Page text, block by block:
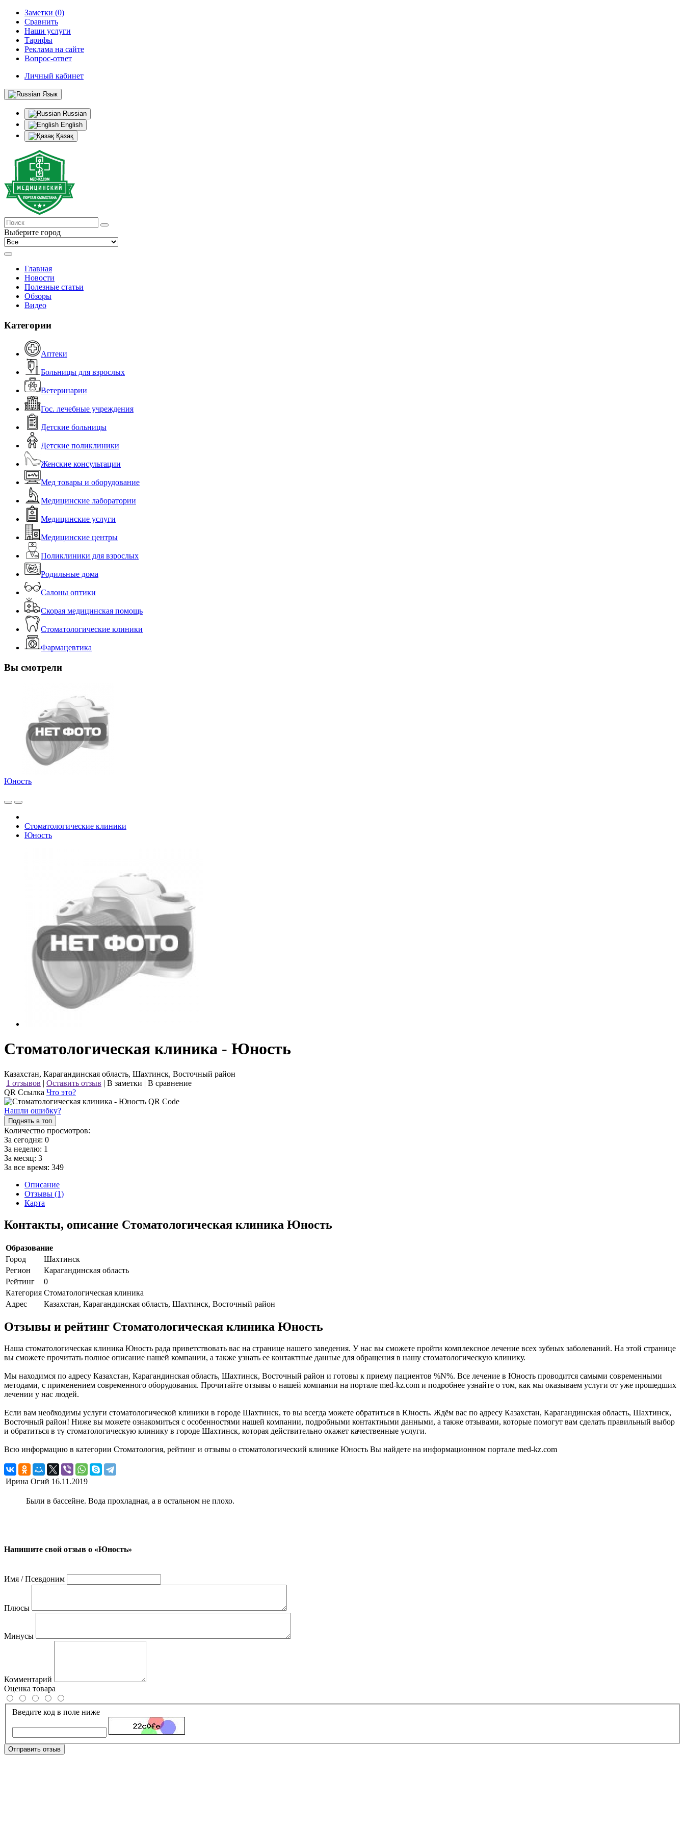
Заметки (0)
Сравнить
Наши услуги
Тарифы
Реклама на сайте
Вопрос-ответ
Личный кабинет
Язык
Russian
English
Қазақ
Выберите город
Главная
Новости
Полезные статьи
Обзоры
Видео
Категории
Аптеки
Больницы для взрослых
Ветеринарии
Гос. лечебные учреждения
Детские больницы
Детские поликлиники
Женские консультации
Мед товары и оборудование
Медицинские лаборатории
Медицинские услуги
Медицинские центры
Поликлиники для взрослых
Родильные дома
Салоны оптики
Скорая медицинская помощь
Стоматологические клиники
Фармацевтика
Вы смотрели
Юность
Стоматологические клиники
Юность
Стоматологическая клиника - Юность
Казахстан, Карагандинская область, Шахтинск, Восточный район
1 отзывов | Оставить отзыв | В заметки | В сравнение
QR Ссылка Что это?
Нашли ошибку?
Поднять в топ
Количество просмотров:
За сегодня: 0
За неделю: 1
За месяц: 3
За все время: 349
Описание
Отзывы (1)
Карта
Контакты, описание Стоматологическая клиника Юность
Образование
Город
Шахтинск
Регион
Карагандинская область
Рейтинг
0
Категория Стоматологическая клиника
Адрес
Казахстан, Карагандинская область, Шахтинск, Восточный район
Отзывы и рейтинг Стоматологическая клиника Юность
Наша стоматологическая клиника Юность рада приветствовать вас на странице нашего заведения. У нас вы сможете пройти комплексное лечение всех зубных заболеваний. На этой странице
вы сможете прочитать полное описание нашей компании, а также узнать ее контактные данные для обращения в нашу стоматологическую клинику.
Мы находимся по адресу Казахстан, Карагандинская область, Шахтинск, Восточный район и готовы к приему пациентов %N%. Все лечение в Юность проводится самыми современными
методами, с применением современного оборудования. Прочитайте отзывы о нашей компании на портале med-kz.com и подробнее узнайте о том, как мы оказываем услуги от уже прошедших
лечении у нас людей.
Если вам необходимы услуги стоматологической клиники в городе Шахтинск, то вы всегда можете обратиться в Юность. Ждём вас по адресу Казахстан, Карагандинская область, Шахтинск,
Восточный район! Ниже вы можете ознакомиться с особенностями нашей компании, подробными контактными данными, а также отзывами, которые помогут вам сделать правильный выбор
и обратиться в ту стоматологическую клинику в городе Шахтинск, которая действительно окажет качественные услуги.
Всю информацию в категории Стоматология, рейтинг и отзывы о стоматологический клинике Юность Вы найдете на информационном портале med-kz.com
Ирина Огий 16.11.2019
Были в бассейне. Вода прохладная, а в остальном не плохо.
Напишите свой отзыв о «Юность»
Имя / Псевдоним
Плюсы
Минусы
Комментарий
Оценка товара
Введите код в поле ниже
Отправить отзыв